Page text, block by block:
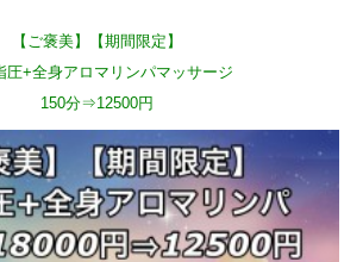
【ご褒美】【期間限定】
圧+全身アロマリンパマッサージ
150分⇒12500円